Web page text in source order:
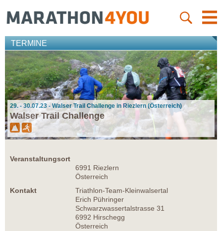
TERMINE
29. - 30.07.23 - Walser Trail Challenge in Riezlern (Österreich)
Walser Trail Challenge
Veranstaltungsort
6991 Riezlern
Österreich
Kontakt
Triathlon-Team-Kleinwalsertal
Erich Pühringer
Schwarzwassertalstrasse 31
6992 Hirschegg
Österreich